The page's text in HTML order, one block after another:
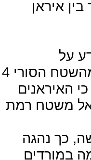
איראן
על
ההתבססות הצבאית האיראנית בה, השבוע שוגרו מהשטח הסורי 4
האיראנים
משטח רמת
כך נהגה
במורדים